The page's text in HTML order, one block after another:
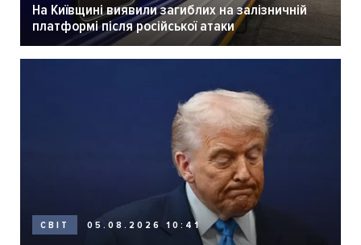
На Київщині виявили загиблих на залізничній
платформі після російської атаки
СВІТ 05.08.2026 10:41